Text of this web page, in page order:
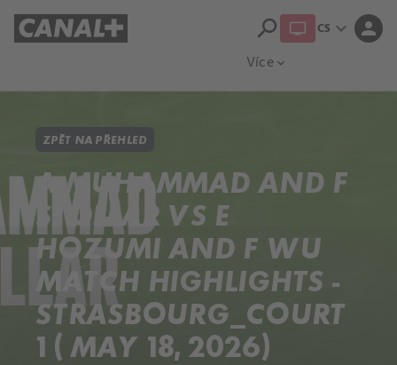
Více expand_more
search CS expand_more person
ZPĚT NA PŘEHLED
A MUHAMMAD AND F
STOLLAR VS E
HOZUMI AND F WU
MATCH HIGHLIGHTS -
STRASBOURG_COURT
1 ( MAY 18, 2026)